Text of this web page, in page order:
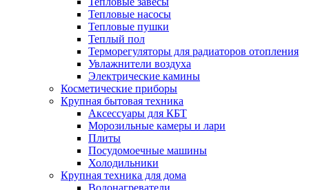
Тепловые насосы
Тепловые пушки
Теплый пол
Терморегуляторы для радиаторов отопления
Увлажнители воздуха
Электрические камины
Косметические приборы
Крупная бытовая техника
Аксессуары для КБТ
Морозильные камеры и лари
Плиты
Посудомоечные машины
Холодильники
Крупная техника для дома
Водонагреватели